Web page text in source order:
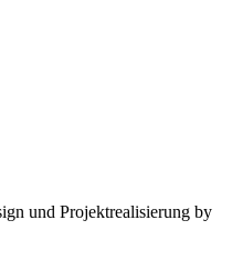
und Projektrealisierung by